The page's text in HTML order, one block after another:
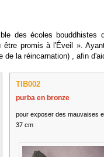
des écoles
promis à l'Éveil ».
la réincarnation) , afin
TIB002
purba en bronze
pour exposer des mauvaises
37 cm